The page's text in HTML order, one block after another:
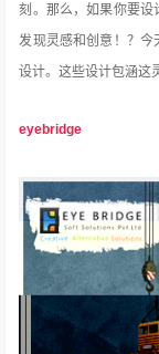
刻。那么，如果你要设
发现灵感和创意！？
设计。这些设计包涵这
eyebridge